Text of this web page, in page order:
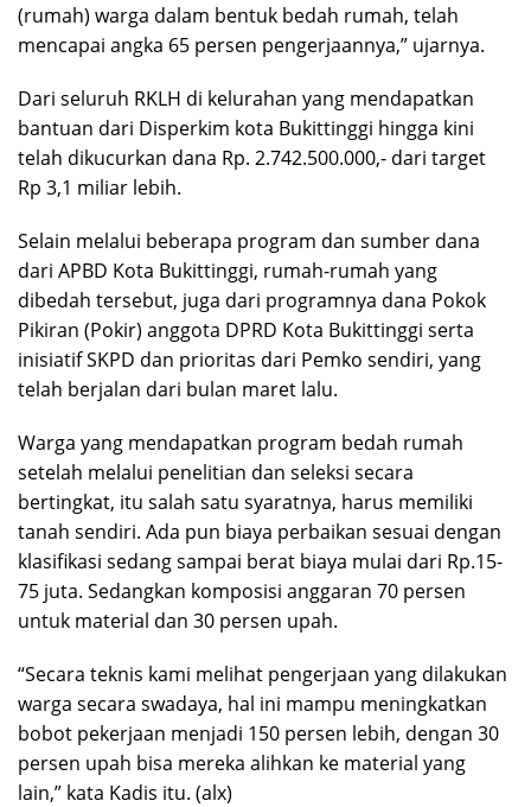
(rumah) warga dalam bentuk bedah rumah, telah
mencapai angka 65 persen pengerjaannya,” ujarnya.
Dari seluruh RKLH di kelurahan yang mendapatkan
bantuan dari Disperkim kota Bukittinggi hingga kini
telah dikucurkan dana Rp. 2.742.500.000,- dari target
Rp 3,1 miliar lebih.
Selain melalui beberapa program dan sumber dana
dari APBD Kota Bukittinggi, rumah-rumah yang
dibedah tersebut, juga dari programnya dana Pokok
Pikiran (Pokir) anggota DPRD Kota Bukittinggi serta
inisiatif SKPD dan prioritas dari Pemko sendiri, yang
telah berjalan dari bulan maret lalu.
Warga yang mendapatkan program bedah rumah
setelah melalui penelitian dan seleksi secara
bertingkat, itu salah satu syaratnya, harus memiliki
tanah sendiri. Ada pun biaya perbaikan sesuai dengan
klasifikasi sedang sampai berat biaya mulai dari Rp.15-
75 juta. Sedangkan komposisi anggaran 70 persen
untuk material dan 30 persen upah.
“Secara teknis kami melihat pengerjaan yang dilakukan
warga secara swadaya, hal ini mampu meningkatkan
bobot pekerjaan menjadi 150 persen lebih, dengan 30
persen upah bisa mereka alihkan ke material yang
lain,” kata Kadis itu. (alx)